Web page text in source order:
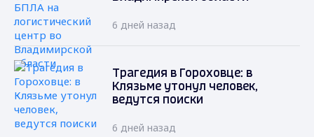
6 дней назад
Трагедия в Гороховце: в
Клязьме утонул человек,
ведутся поиски
6 дней назад